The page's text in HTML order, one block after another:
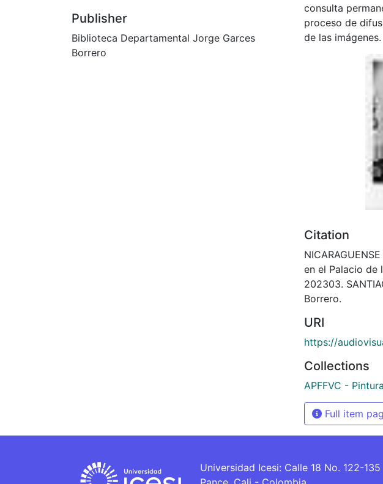
Publisher
Biblioteca Departamental Jorge Garces
Borrero
consulta
proceso de
de las imágenes.
Citation
en el Palacio de
202303.
Borrero.
URI
https://
Collections
APFFVC -
Full item
Universidad Icesi: Calle 18 No. 122-135